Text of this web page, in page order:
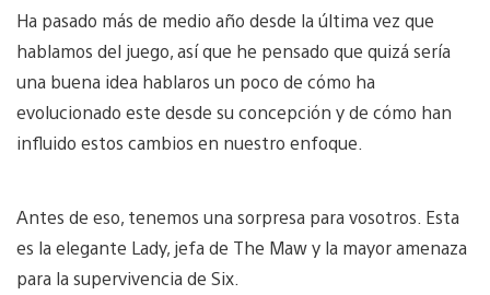
Ha pasado más de medio año desde la última vez que
hablamos del juego, así que he pensado que quizá sería
una buena idea hablaros un poco de cómo ha
evolucionado este desde su concepción y de cómo han
influido estos cambios en nuestro enfoque.
Antes de eso, tenemos una sorpresa para vosotros. Esta
es la elegante Lady, jefa de The Maw y la mayor amenaza
para la supervivencia de Six.